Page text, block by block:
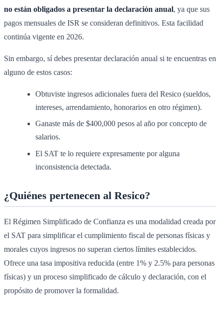
no están obligados a presentar la declaración anual, ya que sus
pagos mensuales de ISR se consideran definitivos. Esta facilidad
continúa vigente en 2026.
Sin embargo, sí debes presentar declaración anual si te encuentras en
alguno de estos casos:
Obtuviste ingresos adicionales fuera del Resico (sueldos,
intereses, arrendamiento, honorarios en otro régimen).
Ganaste más de $400,000 pesos al año por concepto de
salarios.
El SAT te lo requiere expresamente por alguna
inconsistencia detectada.
¿Quiénes pertenecen al Resico?
El Régimen Simplificado de Confianza es una modalidad creada por
el SAT para simplificar el cumplimiento fiscal de personas físicas y
morales cuyos ingresos no superan ciertos límites establecidos.
Ofrece una tasa impositiva reducida (entre 1% y 2.5% para personas
físicas) y un proceso simplificado de cálculo y declaración, con el
propósito de promover la formalidad.